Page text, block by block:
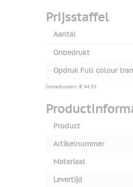
Prijsstaffel
Aantal
Onbedrukt
Opdruk Full colour
Instelkosten: € 44,95
Product
Artikelnummer
Materiaal
Levertijd